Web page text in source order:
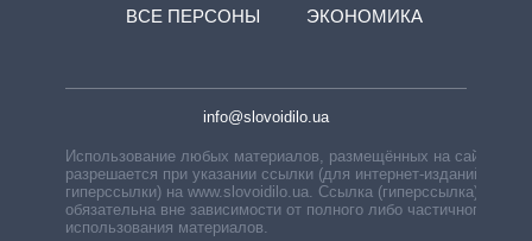
ВСЕ ПЕРСОНЫ
ЭКОНОМИКА
info@slovoidilo.ua
Использование любых материалов, размещённых на сайте,
разрешается при указании ссылки (для интернет-изданий —
гиперссылки) на www.slovoidilo.ua. Ссылка (гиперссылка)
обязательна вне зависимости от полного либо частичного
использования материалов.